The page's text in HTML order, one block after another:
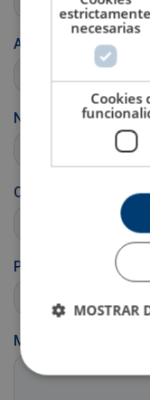
estrictamente
necesarias
Cookies
MOSTRAR